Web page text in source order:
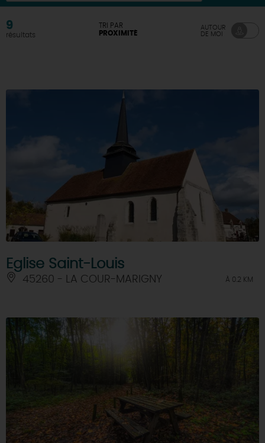
9
résultats
TRI PAR
PROXIMITÉ
AUTOUR
DE MOI
Eglise Saint-Louis
45260 - LA COUR-MARIGNY À 0.2 KM